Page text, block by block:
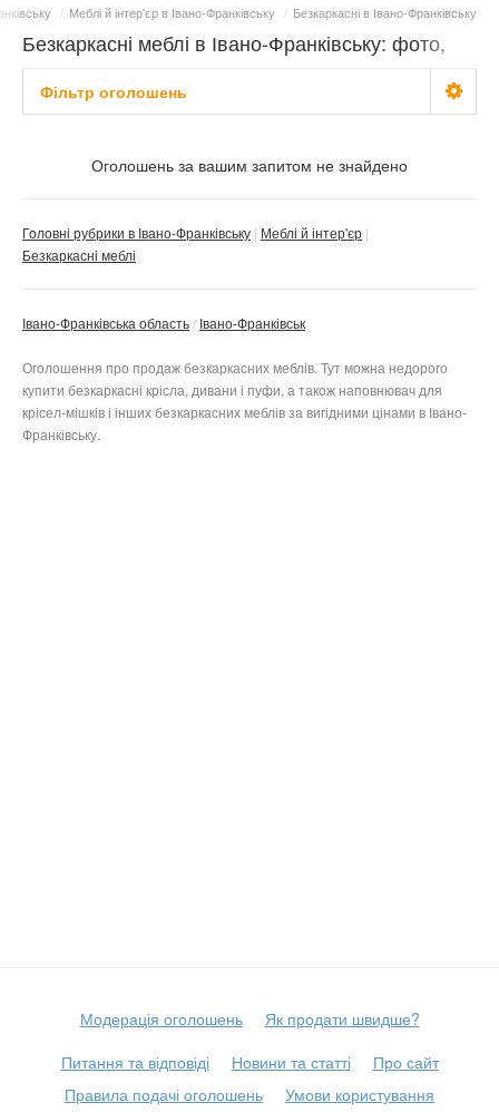
/ Меблі й інтер'єр в Івано-Франківську / Безкаркасні в Івано-Франківську
Безкаркасні меблі в Івано-Франківську: фото,
ціни
Фільтр оголошень
Не важливо
Не важливо
Не важливо
Застосувати Скинути фільтр
Оголошень за вашим запитом не знайдено
Головні рубрики в Івано-Франківську Меблі й інтер'єр
Безкаркасні меблі
Івано-Франківська область Івано-Франківськ
Оголошення про продаж безкаркасних меблів. Тут можна недорого
купити безкаркасні крісла, дивани і пуфи, а також наповнювач для
крісел-мішків і інших безкаркасних меблів за вигідними цінами в Івано-
Франківську.
Модерація оголошень
Як продати швидше?
Питання та відповіді
Новини та статті
Про сайт
Правила подачі оголошень
Умови користування